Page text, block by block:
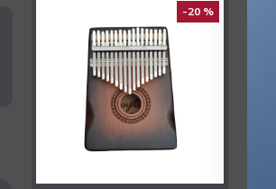
-20 %